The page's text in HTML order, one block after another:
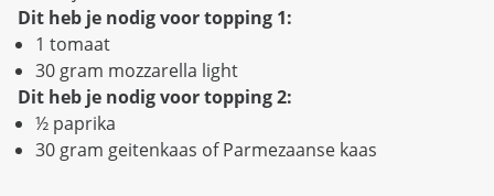
Dit heb je nodig voor topping 1:
1 tomaat
30 gram mozzarella light
Dit heb je nodig voor topping 2:
½ paprika
30 gram geitenkaas of Parmezaanse kaas